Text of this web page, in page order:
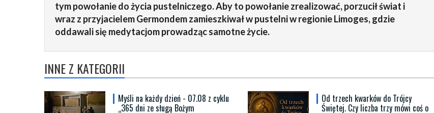
tym powołanie do życia pustelniczego. Aby to powołanie zrealizować, porzucił świat i
wraz z przyjacielem Germondem zamieszkiwał w pustelni w regionie Limoges, gdzie
oddawali się medytacjom prowadząc samotne życie.
INNE Z KATEGORII
Myśli na każdy dzień - 07.08 z cyklu
„365 dni ze sługą Bożym
Od trzech kwarków do Trójcy
Świętej. Czy liczba trzy mówi coś o